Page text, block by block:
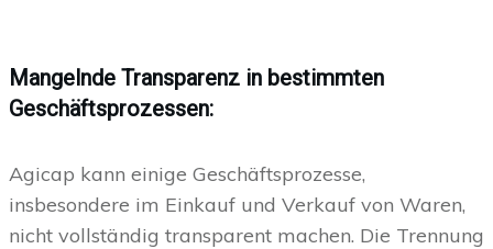
Mangelnde Transparenz in bestimmten
Geschäftsprozessen:
Agicap kann einige Geschäftsprozesse,
insbesondere im Einkauf und Verkauf von Waren,
nicht vollständig transparent machen. Die Trennung